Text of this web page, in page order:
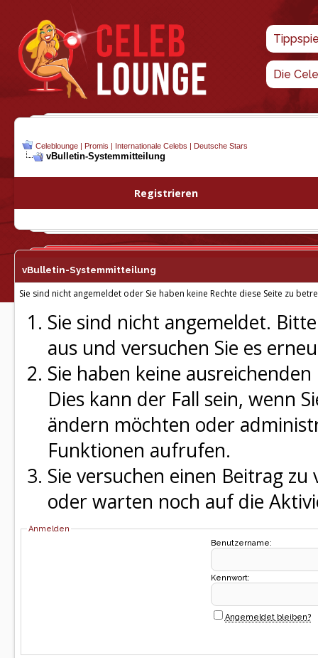
Die
Celeblounge | Promis | Internationale Celebs | Deutsche Stars
vBulletin-Systemmitteilung
Registrieren
vBulletin-Systemmitteilung
Sie sind nicht angemeldet oder Sie haben keine Rechte diese Seite zu
Sie sind nicht angemeldet.
aus und versuchen Sie es
Sie haben keine
Dies kann der Fall sein, wenn
ändern möchten oder
Funktionen aufrufen.
Sie versuchen einen Beitrag
oder warten noch auf die
Anmelden
Benutzername:
Kennwort:
Angemeldet bleiben?